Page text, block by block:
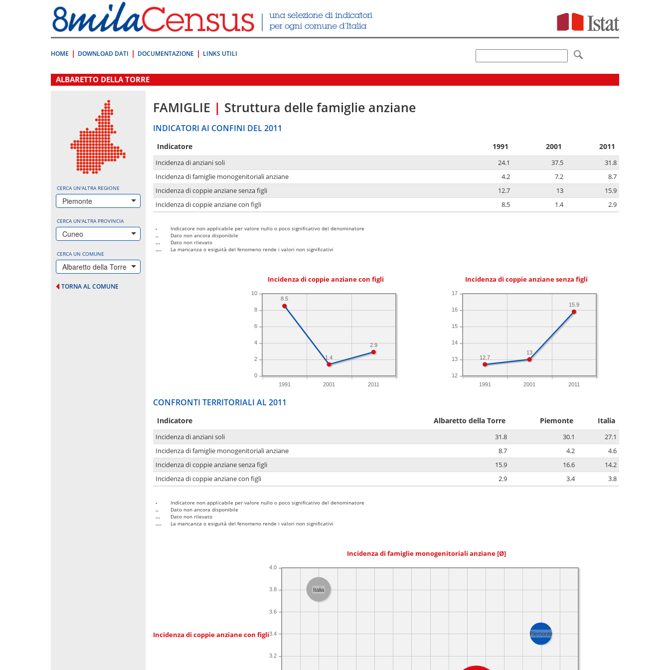
direttamente
a:
Contenuto
HOME DOWNLOAD DATI DOCUMENTAZIONE LINKS UTILI
.
ALBARETTO DELLA TORRE
CERCA UN'ALTRA REGIONE
Piemonte
CERCA UN'ALTRA PROVINCIA
Cuneo
CERCA UN COMUNE
Albaretto della Torre
TORNA AL COMUNE
FAMIGLIE | Struttura delle famiglie anziane
INDICATORI AI CONFINI DEL 2011
Indicatore 1991 2001 2011
Incidenza di anziani soli 24.1 37.5
31.8
Incidenza di famiglie monogenitoriali anziane
4.2 7.2
8.7
Incidenza di coppie anziane senza figli
12.7 13
15.9
Incidenza di coppie anziane con figli
8.5 1.4 2.9
-
Indicatore non applicabile per valore nullo o poco significativo del denominatore
..
Dato non ancora disponibile
...
Dato non rilevato
....
La mancanza o esiguità del fenomeno rende i valori non significativi
Incidenza di coppie anziane con figli
1991 2001 2011
0
2
4
6
8
10
2.9
1.4
8.5
Incidenza di coppie anziane senza figli
1991 2001 2011
12
13
14
15
16
17
15.9
13
12.7
CONFRONTI TERRITORIALI AL 2011
Indicatore Albaretto della Torre Piemonte Italia
Incidenza di anziani soli 31.8 30.1
27.1
Incidenza di famiglie monogenitoriali anziane
8.7 4.2
4.6
Incidenza di coppie anziane senza figli
15.9 16.6
14.2
Incidenza di coppie anziane con figli
2.9 3.4 3.8
-
Indicatore non applicabile per valore nullo o poco significativo del denominatore
..
Dato non ancora disponibile
...
Dato non rilevato
....
La mancanza o esiguità del fenomeno rende i valori non significativi
Incidenza di famiglie monogenitoriali anziane [Ø]
Incidenza di coppie anziane con figli
3.2
3.4
3.6
3.8
4.0
Italia
Piemonte